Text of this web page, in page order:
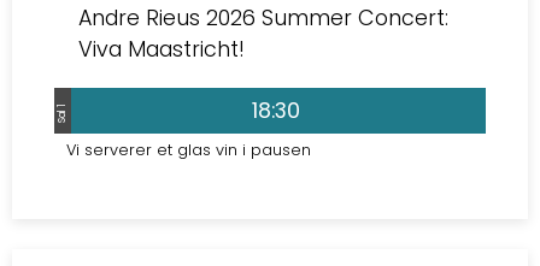
Andre Rieus 2026 Summer Concert:
Viva Maastricht!
Sal 1 18:30
Vi serverer et glas vin i pausen